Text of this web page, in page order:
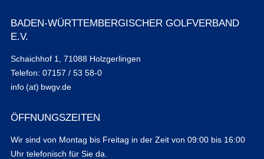
BADEN-WÜRTTEMBERGISCHER GOLFVERBAND
E.V.
Schaichhof 1, 71088 Holzgerlingen
Telefon: 07157 / 53 58-0
info (at) bwgv.de
ÖFFNUNGSZEITEN
Wir sind von Montag bis Freitag in der Zeit von 09:00 bis 16:00
Uhr telefonisch für Sie da.